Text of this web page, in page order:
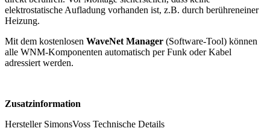
elektrostatische Aufladung vorhanden ist, z.B. durch berühreneiner
Heizung.
Mit dem kostenlosen WaveNet Manager (Software-Tool) können
alle WNM-Komponenten automatisch per Funk oder Kabel
adressiert werden.
Zusatzinformation
Hersteller SimonsVoss Technische Details